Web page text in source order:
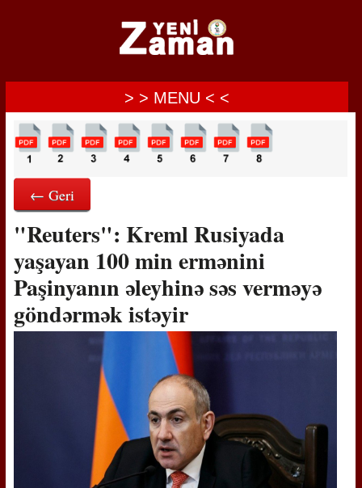
> > MENU < <
← Geri
"Reuters": Kreml Rusiyada
yaşayan 100 min ermənini
Paşinyanın əleyhinə səs verməyə
göndərmək istəyir